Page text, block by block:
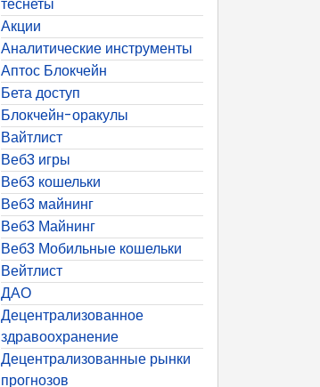
Акции
Аналитические инструменты
Аптос Блокчейн
Бета доступ
Блокчейн-оракулы
Вайтлист
Веб3 игры
Веб3 кошельки
Веб3 майнинг
Веб3 Майнинг
Веб3 Мобильные кошельки
Вейтлист
ДАО
Децентрализованное
здравоохранение
Децентрализованные рынки
прогнозов